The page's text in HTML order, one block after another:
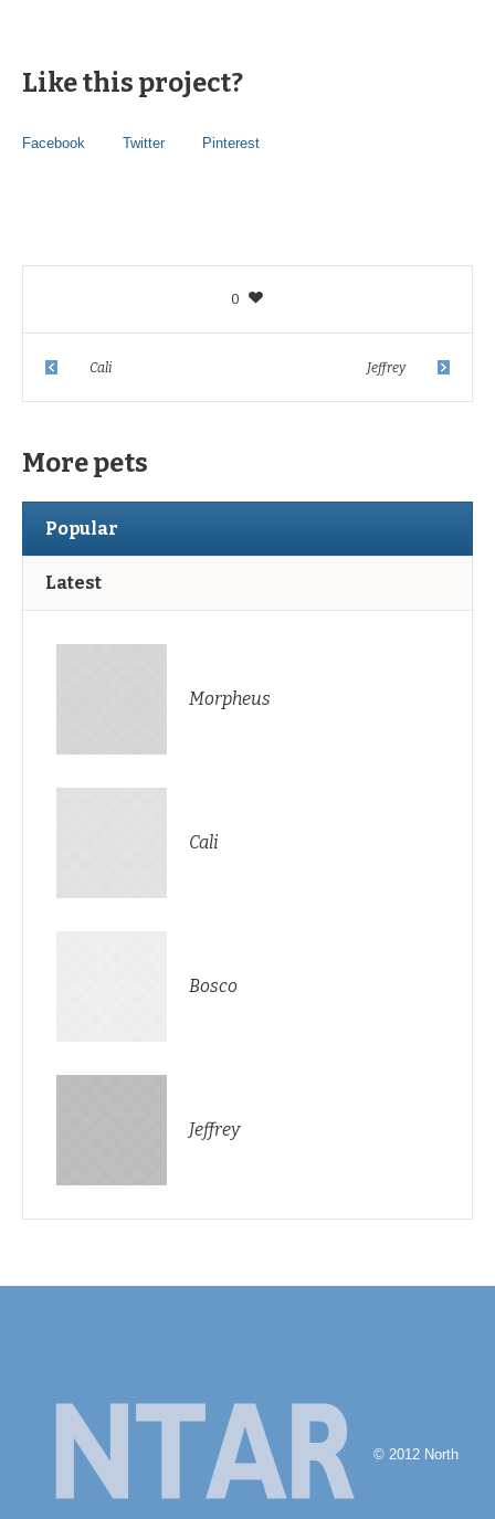
Like this project?
Facebook Twitter Pinterest
0
Cali Jeffrey
More pets
Popular
Latest
Morpheus
Cali
Bosco
Jeffrey
© 2012 North